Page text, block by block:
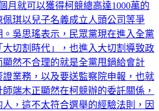
月就可以獲得柯競總高達1000萬的
琪以兒子名義成立人頭公司等爭
吳思瑤表示，民眾黨現在進入全黨
大切割時代」，也進入大切割導致政
然不合理的就是全黨甩鍋給會計
業務，以及要送監察院申報，也就
端木正顯然在柯競辦的委託關係，
，這不太符合選舉的經驗法則，因